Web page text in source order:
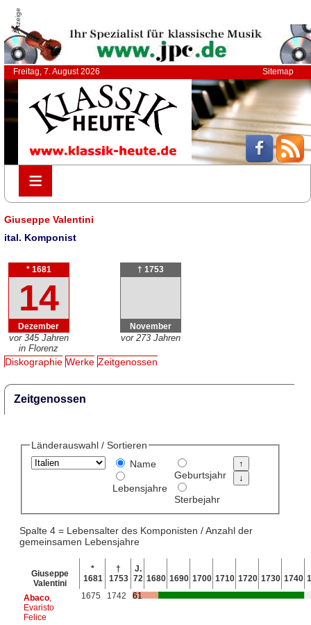
Anzeige
Freitag, 7. August 2026 Sitemap
≡
≡
Giuseppe Valentini
ital. Komponist
* 1681
14
Dezember
vor 345 Jahren
in Florenz
† 1753
November
vor 273 Jahren
Diskographie Werke Zeitgenossen
Zeitgenossen
Länderauswahl / Sortieren
Name
Lebensjahre
Geburtsjahr
Sterbejahr
Spalte 4 = Lebensalter des Komponisten / Anzahl der
gemeinsamen Lebensjahre
Giuseppe
Valentini
*
1681
†
1753
J.
72 1680 1690 1700 1710 1720 1730 1740
Abaco,
Evaristo
Felice
1675 1742 61